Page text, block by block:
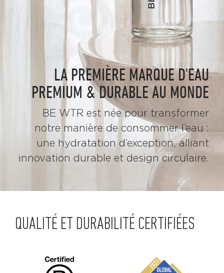
LA PREMIÈRE MARQUE D'EAU
PREMIUM & DURABLE AU MONDE
BE WTR est née pour transformer
notre manière de consommer l’eau :
une hydratation d’exception, alliant
innovation durable et design circulaire.
QUALITÉ ET DURABILITÉ CERTIFIÉES